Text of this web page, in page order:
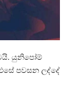
යුනිපෝම්
පවසන ලද්දේ